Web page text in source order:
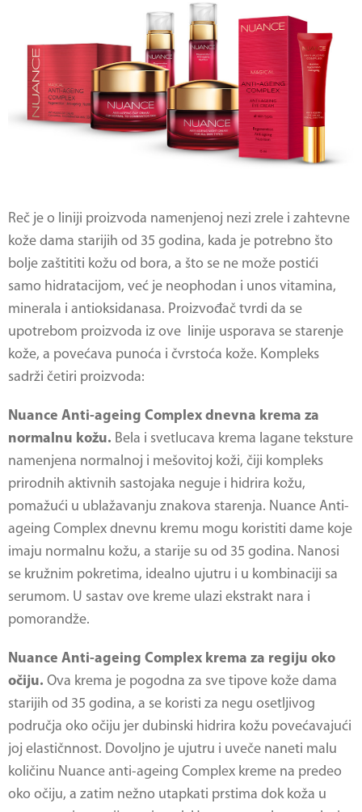
Reč je o liniji proizvoda namenjenoj nezi zrele i zahtevne
kože dama starijih od 35 godina, kada je potrebno što
bolje zaštititi kožu od bora, a što se ne može postići
samo hidratacijom, već je neophodan i unos vitamina,
minerala i antioksidanasa. Proizvođač tvrdi da se
upotrebom proizvoda iz ove linije usporava se starenje
kože, a povećava punoća i čvrstoća kože. Kompleks
sadrži četiri proizvoda:
Nuance Anti-ageing Complex dnevna krema za
normalnu kožu. Bela i svetlucava krema lagane teksture
namenjena normalnoj i mešovitoj koži, čiji kompleks
prirodnih aktivnih sastojaka neguje i hidrira kožu,
pomažući u ublažavanju znakova starenja. Nuance Anti-
ageing Complex dnevnu kremu mogu koristiti dame koje
imaju normalnu kožu, a starije su od 35 godina. Nanosi
se kružnim pokretima, idealno ujutru i u kombinaciji sa
serumom. U sastav ove kreme ulazi ekstrakt nara i
pomorandže.
Nuance Anti-ageing Complex krema za regiju oko
očiju. Ova krema je pogodna za sve tipove kože dama
starijih od 35 godina, a se koristi za negu osetljivog
područja oko očiju jer dubinski hidrira kožu povećavajući
joj elastičnnost. Dovoljno je ujutru i uveče naneti malu
količinu Nuance anti-ageing Complex kreme na predeo
oko očiju, a zatim nežno utapkati prstima dok koža u